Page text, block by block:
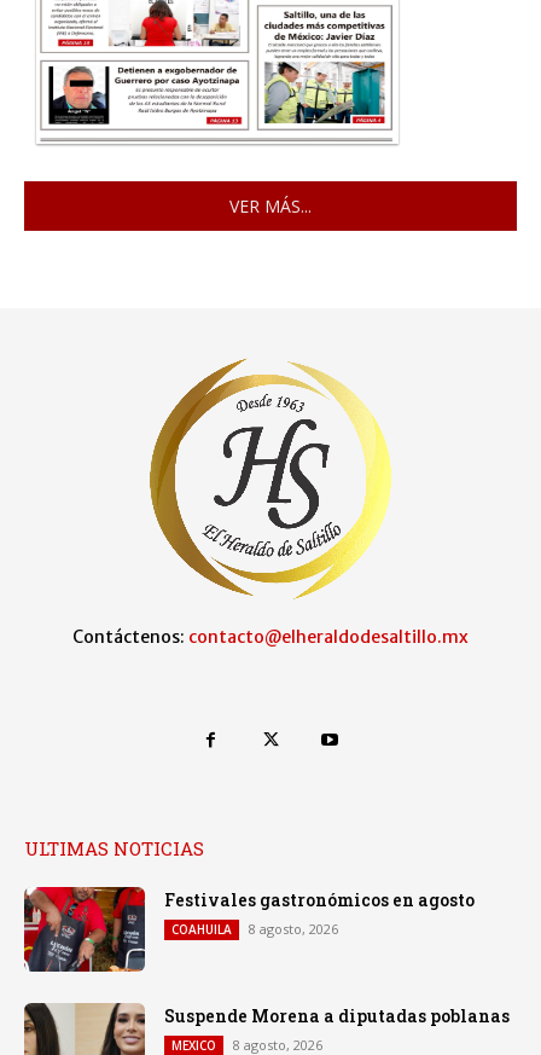
VER MÁS...
Contáctenos: contacto@elheraldodesaltillo.mx
ULTIMAS NOTICIAS
Festivales gastronómicos en agosto
COAHUILA 8 agosto, 2026
Suspende Morena a diputadas poblanas
MEXICO 8 agosto, 2026